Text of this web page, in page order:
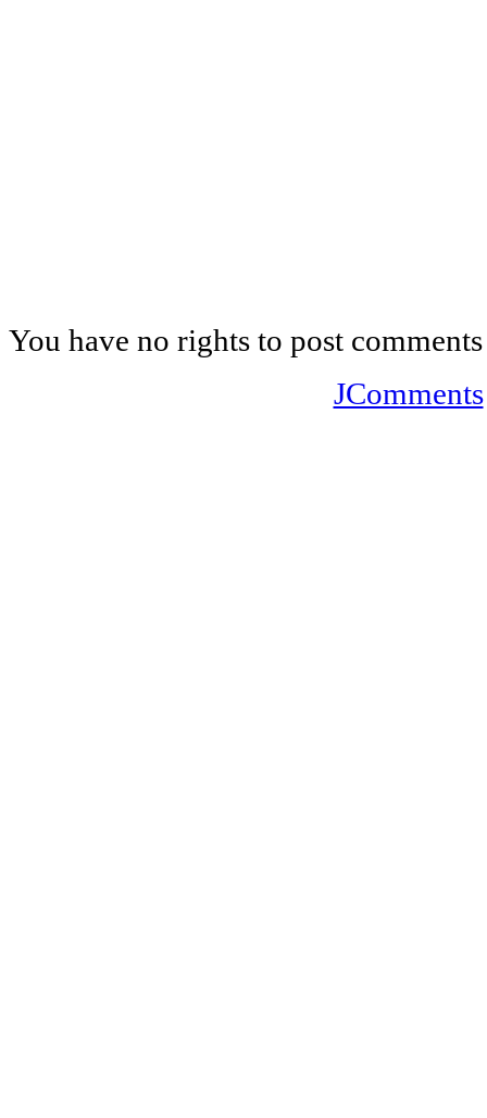
You have no rights to post comments
JComments